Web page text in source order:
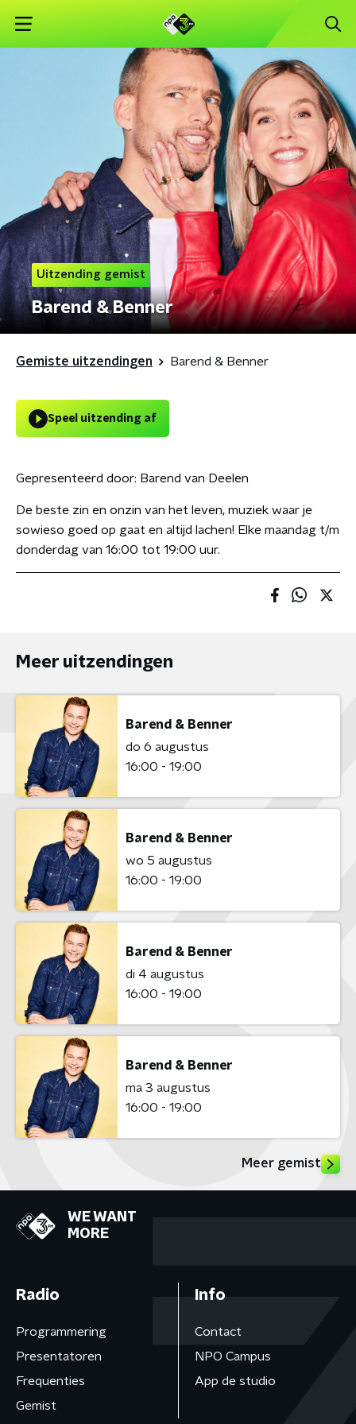
Uitzending gemist
Barend & Benner
Gemiste uitzendingen Barend & Benner
Speel uitzending af
Gepresenteerd door: Barend van Deelen
De beste zin en onzin van het leven, muziek waar je
sowieso goed op gaat en altijd lachen! Elke maandag t/m
donderdag van 16:00 tot 19:00 uur.
Meer uitzendingen
Barend & Benner
do 6 augustus
16:00 - 19:00
Barend & Benner
wo 5 augustus
16:00 - 19:00
Barend & Benner
di 4 augustus
16:00 - 19:00
Barend & Benner
ma 3 augustus
16:00 - 19:00
Meer gemist
WE WANT
MORE
Radio
Programmering
Presentatoren
Frequenties
Gemist
Info
Contact
NPO Campus
App de studio